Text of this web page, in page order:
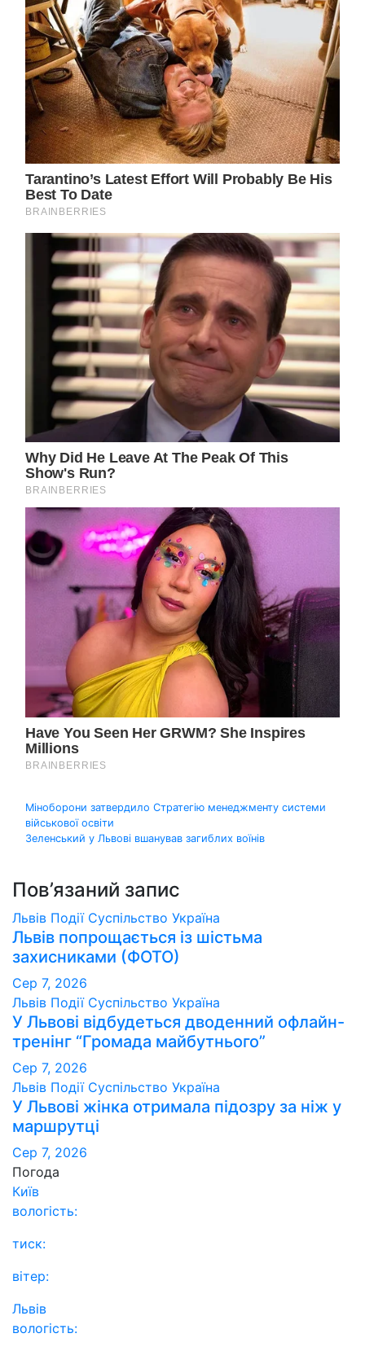
Навігація
записів
Міноборони затвердило Стратегію менеджменту системи
військової освіти
Зеленський у Львові вшанував загиблих воїнів
Пов’язаний запис
Львів Події Суспільство Україна
Львів попрощається із шістьма
захисниками (ФОТО)
Сер 7, 2026
Львів Події Суспільство Україна
У Львові відбудеться дводенний офлайн-
тренінг “Громада майбутнього”
Сер 7, 2026
Львів Події Суспільство Україна
У Львові жінка отримала підозру за ніж у
маршрутці
Сер 7, 2026
Погода
Київ
вологість:
тиск:
вітер:
Львів
вологість: